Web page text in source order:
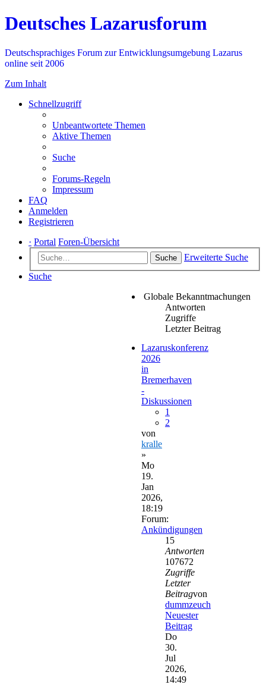
Deutsches Lazarusforum
Deutschsprachiges Forum zur Entwicklungsumgebung Lazarus
online seit 2006
Zum Inhalt
Schnellzugriff
Unbeantwortete Themen
Aktive Themen
Suche
Forums-Regeln
Impressum
FAQ
Anmelden
Registrieren
· Portal Foren-Übersicht
Suche
Erweiterte Suche
Suche
Globale Bekanntmachungen
Antworten
Zugriffe
Letzter Beitrag
Lazaruskonferenz
2026
in
Bremerhaven
-
Diskussionen
1
2
von
kralle
»
Mo
19.
Jan
2026,
18:19
Forum:
Ankündigungen
15
Antworten
107672
Zugriffe
Letzter
Beitragvon
dummzeuch
Neuester
Beitrag
Do
30.
Jul
2026,
14:49